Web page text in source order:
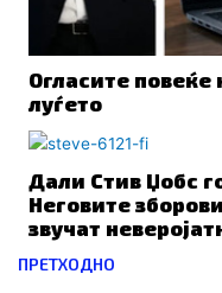
Огласите повеќе
луѓето
Дали Стив Џобс
Неговите
звучат
Prev
ПРЕТХОДНО